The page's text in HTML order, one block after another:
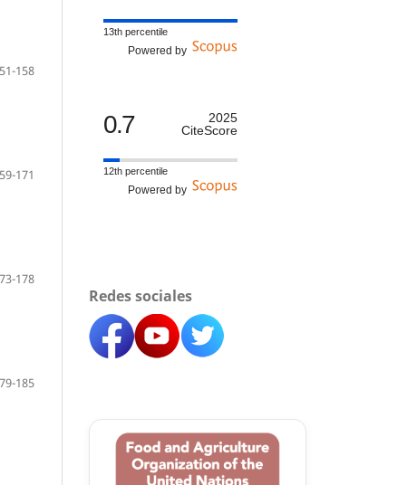
158
171
178
185
13th percentile
Powered by
0.7
2025
CiteScore
12th percentile
Powered by
Redes sociales